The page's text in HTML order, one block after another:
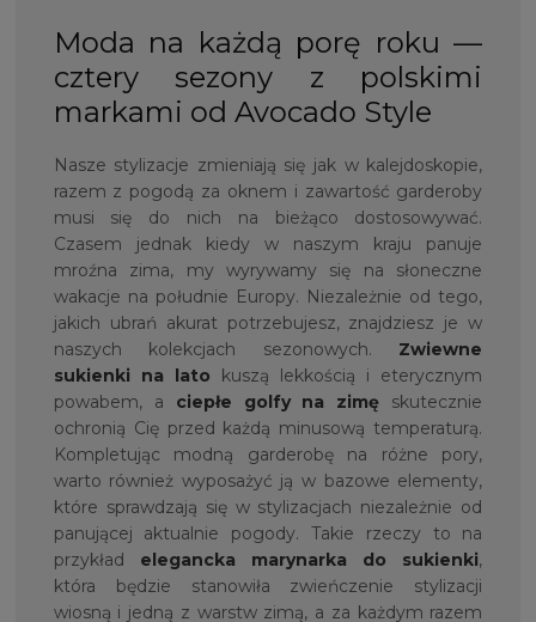
Moda na każdą porę roku —
cztery sezony z polskimi
markami od Avocado Style
Nasze stylizacje zmieniają się jak w kalejdoskopie,
razem z pogodą za oknem i zawartość garderoby
musi się do nich na bieżąco dostosowywać.
Czasem jednak kiedy w naszym kraju panuje
mroźna zima, my wyrywamy się na słoneczne
wakacje na południe Europy. Niezależnie od tego,
jakich ubrań akurat potrzebujesz, znajdziesz je w
naszych kolekcjach sezonowych. Zwiewne
sukienki na lato kuszą lekkością i eterycznym
powabem, a ciepłe golfyna zimę skutecznie
ochronią Cię przed każdą minusową temperaturą.
Kompletując modną garderobę na różne pory,
warto również wyposażyć ją w bazowe elementy,
które sprawdzają się w stylizacjach niezależnie od
panującej aktualnie pogody. Takie rzeczy to na
przykład
elegancka marynarka do sukienki,
która będzie stanowiła zwieńczenie stylizacji
wiosną i jedną z warstw zimą, a za każdym razem